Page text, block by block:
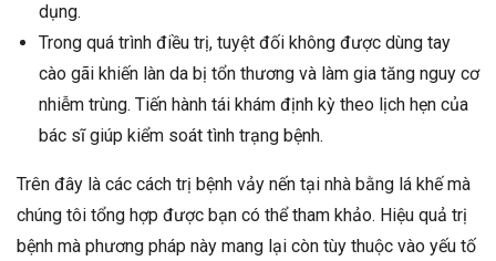
dụng.
Trong quá trình điều trị, tuyệt đối không được dùng tay
cào gãi khiến làn da bị tổn thương và làm gia tăng nguy cơ
nhiễm trùng. Tiến hành tái khám định kỳ theo lịch hẹn của
bác sĩ giúp kiểm soát tình trạng bệnh.
Trên đây là các cách trị bệnh vảy nến tại nhà bằng lá khế mà
chúng tôi tổng hợp được bạn có thể tham khảo. Hiệu quả trị
bệnh mà phương pháp này mang lại còn tùy thuộc vào yếu tố